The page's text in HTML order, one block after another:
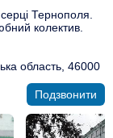
Тернополя.
колектив.
область, 46000
Подзвонити